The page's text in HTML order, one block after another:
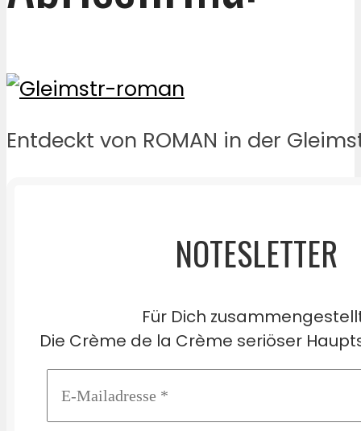
Entdeckt von ROMAN in der
NOTESLETTER
Für Dich
Die Crème de la Crème seriöser